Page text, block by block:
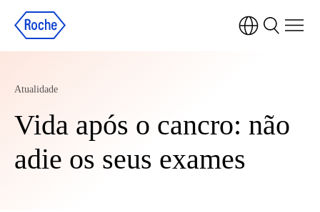
Atualidade
Vida após o cancro: não
adie os seus exames